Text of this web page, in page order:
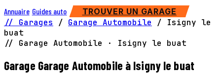
Annuaire Guides auto TROUVER UN GARAGE
// Garages / Garage Automobile /
Isigny le
buat
// Garage Automobile · Isigny le buat
Garage Garage Automobile à Isigny le buat